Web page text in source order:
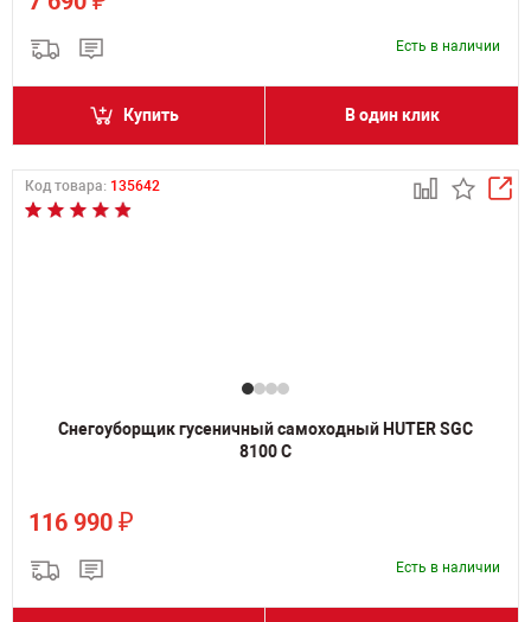
Есть в наличии
Купить В один клик
Код товара: 135642
Снегоуборщик гусеничный самоходный HUTER SGC
8100 C
116 990 ₽
Есть в наличии